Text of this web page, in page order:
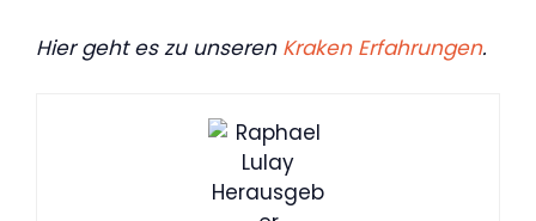
Hier geht es zu unseren Kraken Erfahrungen.